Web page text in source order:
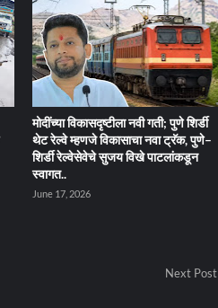
मोदींच्या विकासदृष्टीला नवी गती; पुणे शिर्डी
थेट रेल्वे म्हणजे विकासाचा नवा ट्रॅक, पुणे–
शिर्डी रेल्वेसेवेचे सुजय विखे पाटलांकडून
स्वागत..
June 17, 2026
Next Post